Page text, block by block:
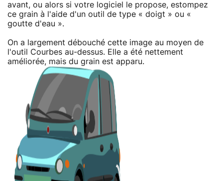
avant, ou alors si votre logiciel le propose, estompez
ce grain à l'aide d'un outil de type « doigt » ou «
goutte d'eau ».
On a largement débouché cette image au moyen de
l'outil Courbes au-dessus. Elle a été nettement
améliorée, mais du grain est apparu.